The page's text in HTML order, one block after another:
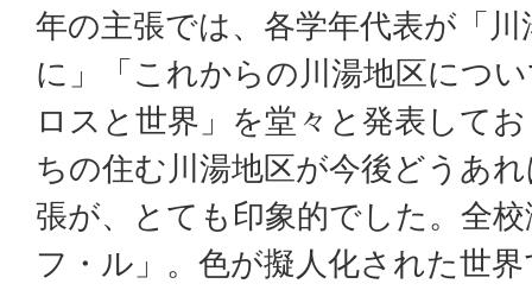
年の主張では、各学年代表が「
に」「これからの川湯地区につ
ロスと世界」を堂々と発表して
ちの住む川湯地区が今後どうあ
張が、とても印象的でした。全
フ・ル」。色が擬人化された世